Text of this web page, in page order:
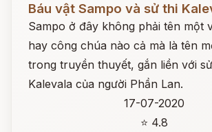
Báu vật Sampo và sử thi
Sampo ở đây không phải tên một
hay công chúa nào cả mà là tên
trong truyền thuyết, gắn liền với
Kalevala của người Phần Lan.
17-07-2020
⭐ 4.8